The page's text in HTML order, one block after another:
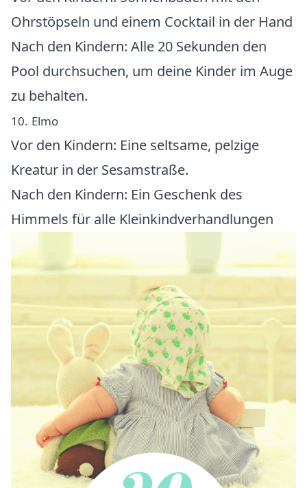
Ohrstöpseln und einem Cocktail in der Hand
Nach den Kindern: Alle 20 Sekunden den
Pool durchsuchen, um deine Kinder im Auge
zu behalten.
10. Elmo
Vor den Kindern: Eine seltsame, pelzige
Kreatur in der Sesamstraße.
Nach den Kindern: Ein Geschenk des
Himmels für alle Kleinkindverhandlungen